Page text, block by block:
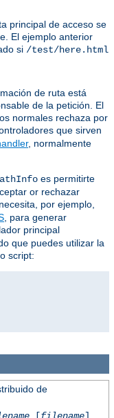
principal de acceso se
El ejemplo anterior
si /test/here.html
de ruta está
de la petición. El
normales rechaza por
que sirven
, normalmente
es permitirte
or rechazar
por ejemplo,
, para generar
principal
que puedes utilizar la
script:
de
[filename]